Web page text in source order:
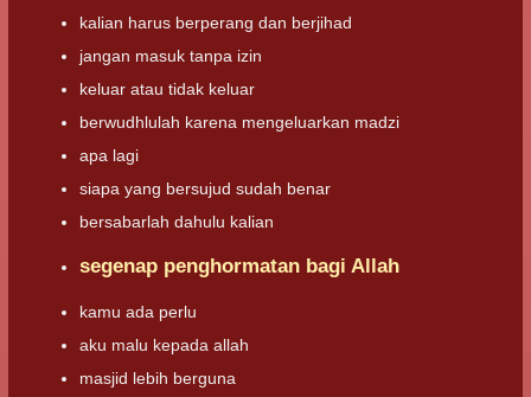
kalian harus berperang dan berjihad
jangan masuk tanpa izin
keluar atau tidak keluar
berwudhlulah karena mengeluarkan madzi
apa lagi
siapa yang bersujud sudah benar
bersabarlah dahulu kalian
segenap penghormatan bagi Allah
kamu ada perlu
aku malu kepada allah
masjid lebih berguna